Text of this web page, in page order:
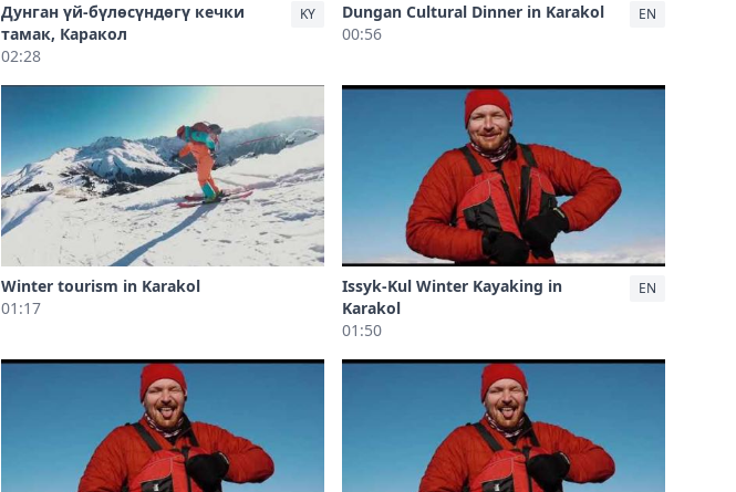
Дунган үй-бүлөсүндөгү кечки
тамак, Каракол
02:28
KY
Dungan Cultural Dinner in Karakol
00:56
EN
Winter tourism in Karakol
01:17
Issyk-Kul Winter Kayaking in
Karakol
01:50
EN